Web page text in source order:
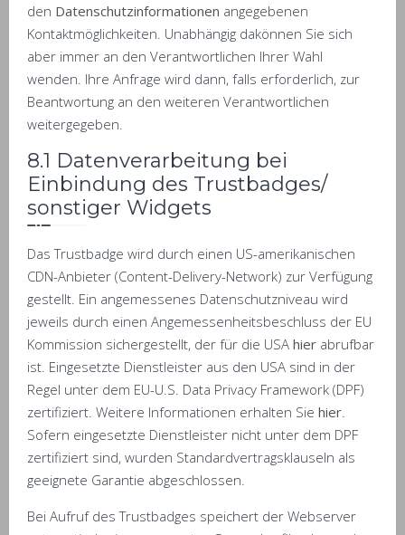
den Datenschutzinformationen angegebenen
Kontaktmöglichkeiten. Unabhängig dakönnen Sie sich
aber immer an den Verantwortlichen Ihrer Wahl
wenden. Ihre Anfrage wird dann, falls erforderlich, zur
Beantwortung an den weiteren Verantwortlichen
weitergegeben.
8.1 Datenverarbeitung bei
Einbindung des Trustbadges/
sonstiger Widgets
Das Trustbadge wird durch einen US-amerikanischen
CDN-Anbieter (Content-Delivery-Network) zur Verfügung
gestellt. Ein angemessenes Datenschutzniveau wird
jeweils durch einen Angemessenheitsbeschluss der EU
Kommission sichergestellt, der für die USA hier abrufbar
ist. Eingesetzte Dienstleister aus den USA sind in der
Regel unter dem EU-U.S. Data Privacy Framework (DPF)
zertifiziert. Weitere Informationen erhalten Sie hier.
Sofern eingesetzte Dienstleister nicht unter dem DPF
zertifiziert sind, wurden Standardvertragsklauseln als
geeignete Garantie abgeschlossen.
Bei Aufruf des Trustbadges speichert der Webserver